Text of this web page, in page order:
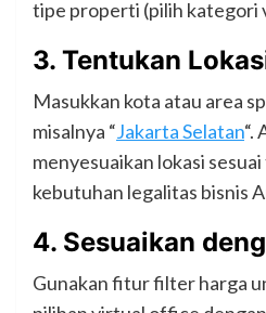
tipe properti (pilih kategori
3. Tentukan
Masukkan kota atau area
misalnya “Jakarta Selatan“.
menyesuaikan lokasi
kebutuhan legalitas bisnis
4. Sesuaikan
Gunakan fitur filter harga